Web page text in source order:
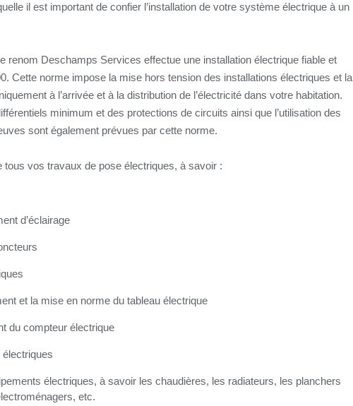
il est important de confier l’installation de votre système électrique à un
renom Deschamps Services effectue une installation électrique fiable et
Cette norme impose la mise hors tension des installations électriques et la
à l’arrivée et à la distribution de l’électricité dans votre habitation.
minimum et des protections de circuits ainsi que l’utilisation des
sont également prévues par cette norme.
tous vos travaux de pose électriques, à savoir :
d’éclairage
et la mise en norme du tableau électrique
du compteur électrique
électriques, à savoir les chaudières, les radiateurs, les planchers
etc.